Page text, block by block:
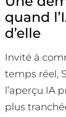
quand
d’elle
Invité à
temps réel,
l’aperçu IA
plus